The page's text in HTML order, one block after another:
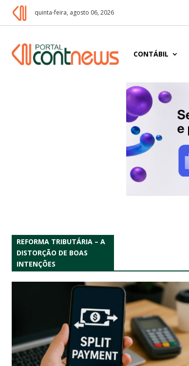
quinta-feira, agosto 06, 2026
CONTÁBIL
REFORMA TRIBUTÁRIA – A
DISTORÇÃO DE BOAS
INTENÇÕES